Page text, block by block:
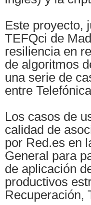
Este proyecto,
TEFQci de
resiliencia en
de algoritmos
una serie de
entre
Los casos de
calidad de
por Red.es en
General para
de aplicación
productivos
Recuperación,